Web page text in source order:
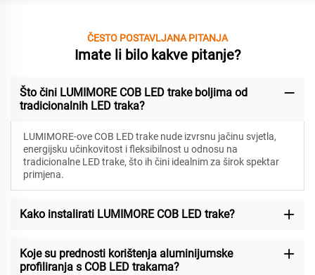
ČESTO POSTAVLJANA PITANJA
Imate li bilo kakve pitanje?
Što čini LUMIMORE COB LED trake boljima od
tradicionalnih LED traka?
LUMIMORE-ove COB LED trake nude izvrsnu jačinu svjetla,
energijsku učinkovitost i fleksibilnost u odnosu na
tradicionalne LED trake, što ih čini idealnim za širok spektar
primjena.
Kako instalirati LUMIMORE COB LED trake?
Koje su prednosti korištenja aluminijumske
profiliranja s COB LED trakama?